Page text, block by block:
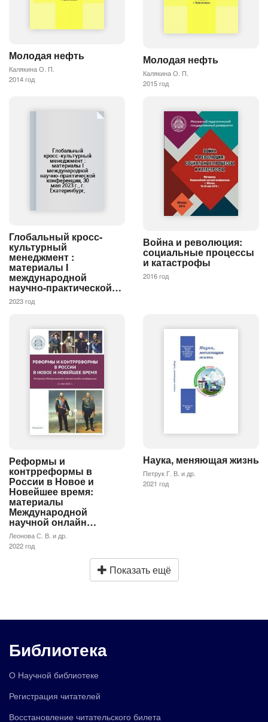
Молодая нефть
Калякина О. П.
2014 год
Молодая нефть
Калякина О. П.
2015 год
Глобальный кросс-
культурный
менеджмент :
материалы I
международной
научно-практической…
2023 год
Война и революция:
социальные процессы
и катастрофы
2016 год
Реформы и
контрреформы в
России в Новое и
Новейшее время:
материалы
Международной
научной онлайн…
Леонова С. В. и др.
2022 год
Наука, меняющая жизнь
Петрук Г. В. и др.
2021 год
Показать ещё
Библиотека
О Научной библиотеке
Регистрация читателей
Восстановление читательского билета